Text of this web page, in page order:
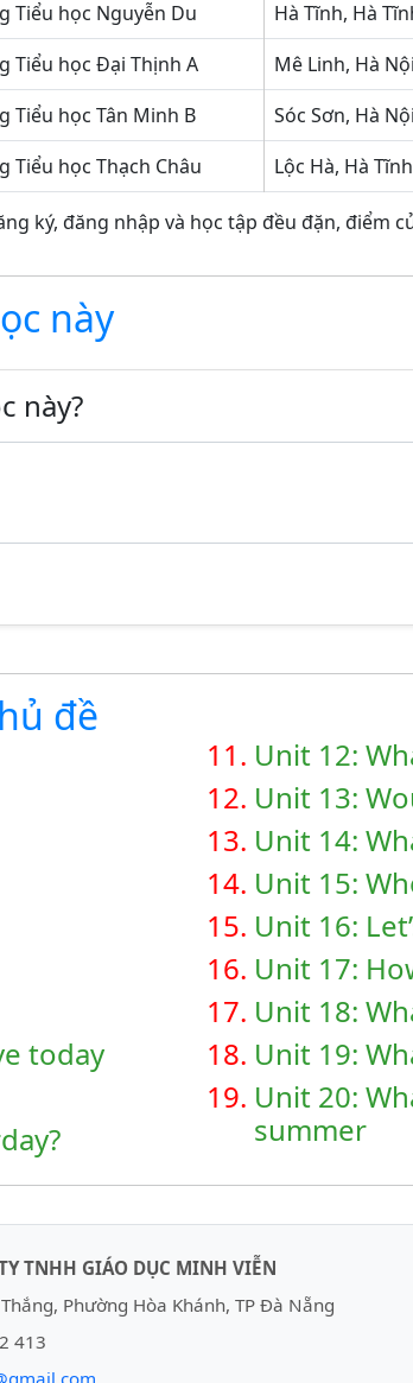
Tiểu học Nguyễn Du Hà Tĩnh, Hà
Tiểu học Đại Thịnh A Mê Linh, Hà Nội
Tiểu học Tân Minh B Sóc Sơn, Hà Nội
Tiểu học Thạch Châu Lộc Hà, Hà Tĩnh
ký, đăng nhập và học tập đều đặn, điểm
này
này?
đề
today
11. Unit 12:
12. Unit 13:
13. Unit 14:
14. Unit 15:
15. Unit 16:
16. Unit 17:
17. Unit 18:
18. Unit 19:
19. Unit 20:
summer
TNHH GIÁO DỤC MINH VIỄN
Phường Hòa Khánh, TP Đà Nẵng
413